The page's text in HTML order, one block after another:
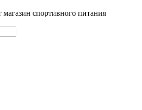
спортивного питания